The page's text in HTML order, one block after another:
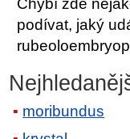
Chybí zde
podívat, jaký
moribundus